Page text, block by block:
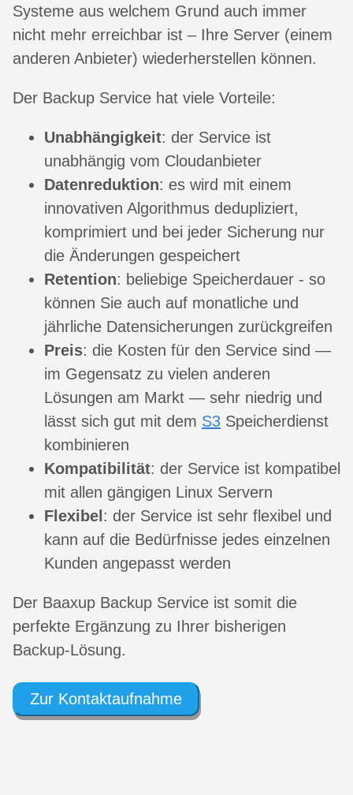
Systeme aus welchem Grund auch immer
nicht mehr erreichbar ist – Ihre Server (einem
anderen Anbieter) wiederherstellen können.
Der Backup Service hat viele Vorteile:
Unabhängigkeit: der Service ist
unabhängig vom Cloudanbieter
Datenreduktion: es wird mit einem
innovativen Algorithmus dedupliziert,
komprimiert und bei jeder Sicherung nur
die Änderungen gespeichert
Retention: beliebige Speicherdauer - so
können Sie auch auf monatliche und
jährliche Datensicherungen zurückgreifen
Preis: die Kosten für den Service sind —
im Gegensatz zu vielen anderen
Lösungen am Markt — sehr niedrig und
lässt sich gut mit dem S3 Speicherdienst
kombinieren
Kompatibilität: der Service ist kompatibel
mit allen gängigen Linux Servern
Flexibel : der Service ist sehr flexibel und
kann auf die Bedürfnisse jedes einzelnen
Kunden angepasst werden
Der Baaxup Backup Service ist somit die
perfekte Ergänzung zu Ihrer bisherigen
Backup-Lösung.
Zur Kontaktaufnahme